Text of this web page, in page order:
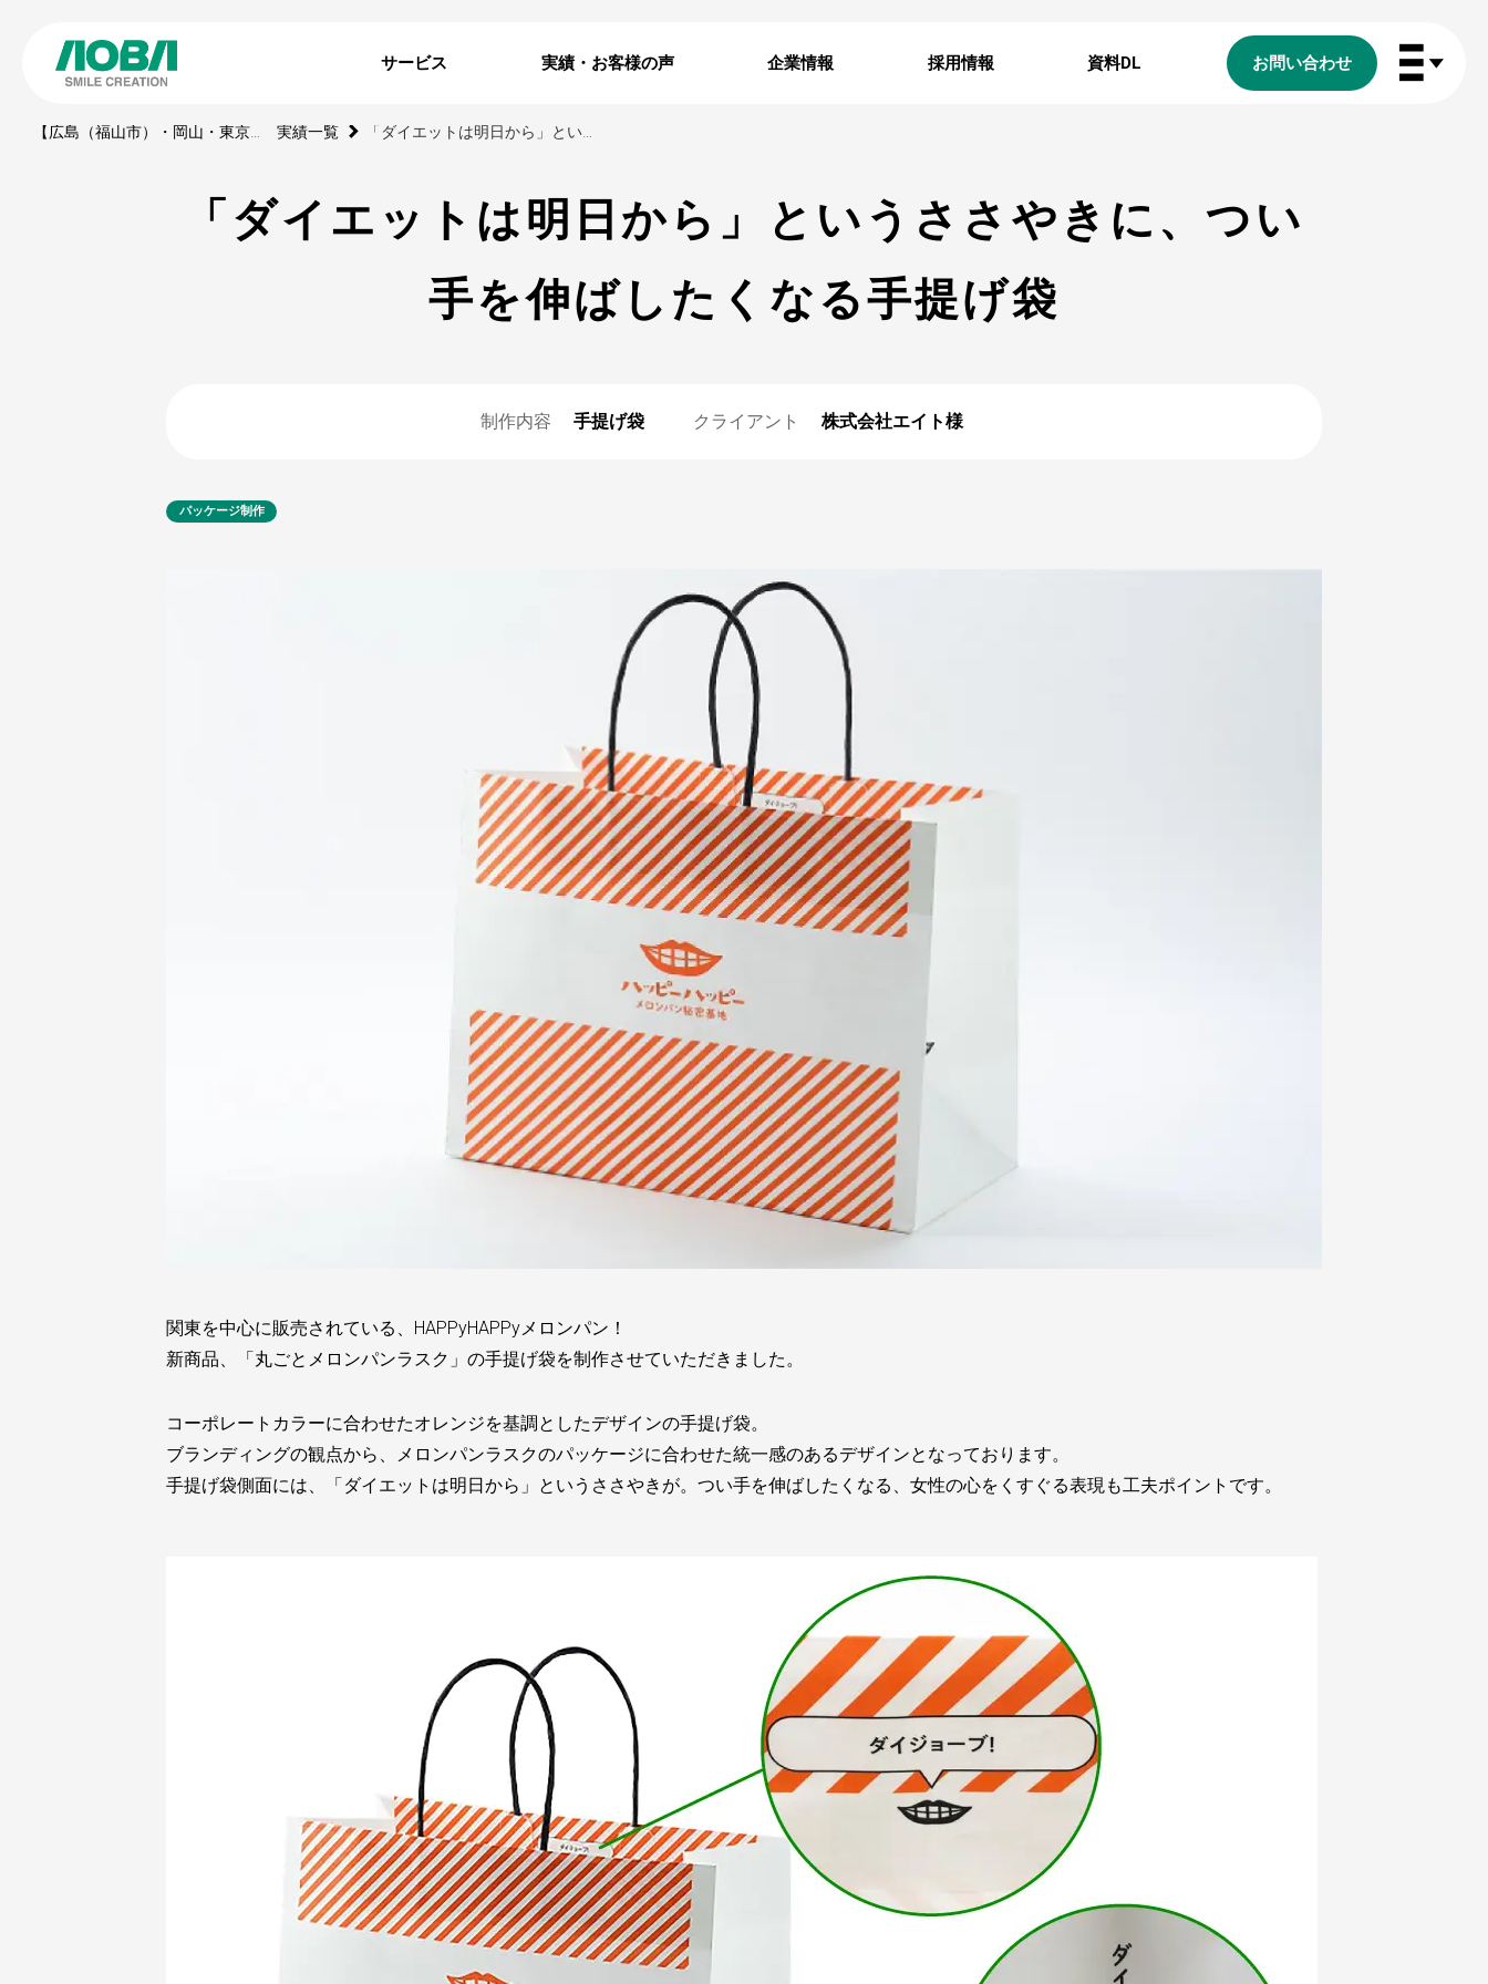
サービス 実績・お客様の声 企業情報 採用情報 資料DL お問い合わせ
【広島（福山市）・岡山・東京】印刷・WEBサイト・動画・展示ブース・ノベルティの制作会社 実績一覧 「ダイエットは明日から」というささやきに、つい手を伸ばしたくなる手提げ袋
「ダイエットは明日から」というささやきに、つい
手を伸ばしたくなる手提げ袋
制作内容 手提げ袋 クライアント 株式会社エイト様
パッケージ制作
関東を中心に販売されている、HAPPyHAPPyメロンパン！
新商品、「丸ごとメロンパンラスク」の手提げ袋を制作させていただきました。
コーポレートカラーに合わせたオレンジを基調としたデザインの手提げ袋。
ブランディングの観点から、メロンパンラスクのパッケージに合わせた統一感のあるデザインとなっております。
手提げ袋側面には、「ダイエットは明日から」というささやきが。つい手を伸ばしたくなる、女性の心をくすぐる表現も工夫ポイントです。